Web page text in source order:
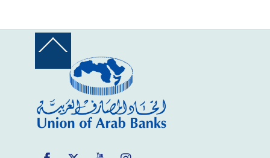
Back
Top
Facebook
Twitter YouTube